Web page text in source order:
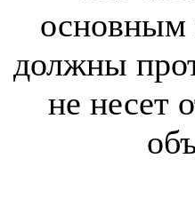
основным
должны
не несет